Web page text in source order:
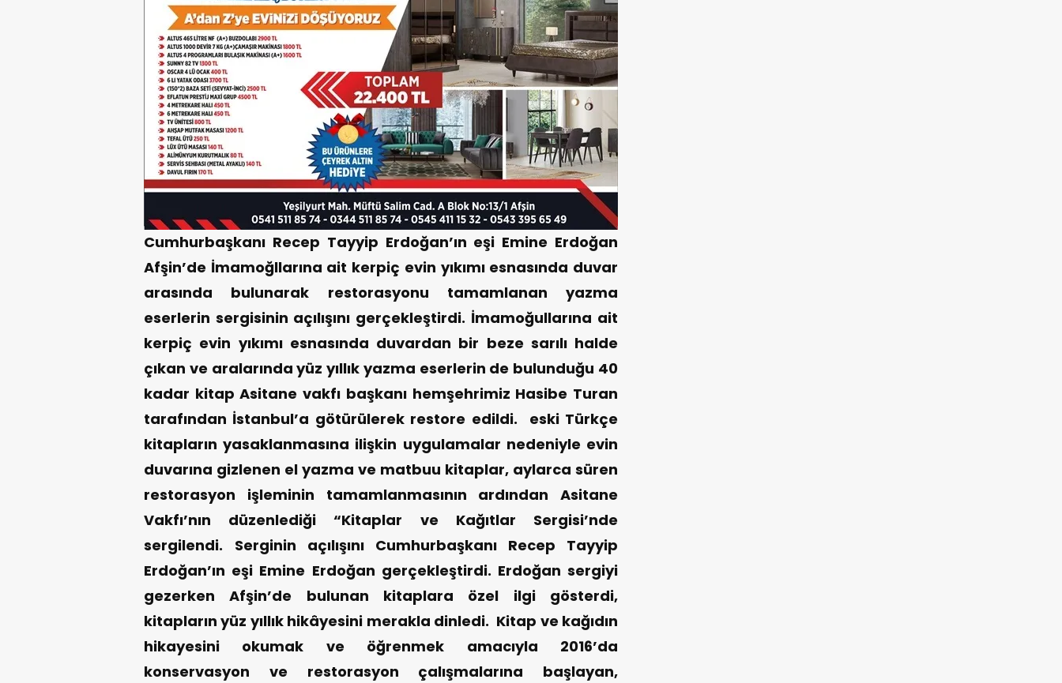
Cumhurbaşkanı Recep Tayyip Erdoğan’ın eşi Emine Erdoğan
Afşin’de İmamoğllarına ait kerpiç evin yıkımı esnasında duvar
arasında bulunarak restorasyonu tamamlanan yazma
eserlerin sergisinin açılışını gerçekleştirdi. İmamoğullarına ait
kerpiç evin yıkımı esnasında duvardan bir beze sarılı halde
çıkan ve aralarında yüz yıllık yazma eserlerin de bulunduğu 40
kadar kitap Asitane vakfı başkanı hemşehrimiz Hasibe Turan
tarafından İstanbul’a götürülerek restore edildi. eski Türkçe
kitapların yasaklanmasına ilişkin uygulamalar nedeniyle evin
duvarına gizlenen el yazma ve matbuu kitaplar, aylarca süren
restorasyon işleminin tamamlanmasının ardından Asitane
Vakfı’nın düzenlediği “Kitaplar ve Kağıtlar Sergisi’nde
sergilendi.
Serginin açılışını Cumhurbaşkanı Recep Tayyip
Erdoğan’ın eşi Emine Erdoğan gerçekleştirdi. Erdoğan sergiyi
gezerken Afşin’de bulunan kitaplara özel ilgi gösterdi,
kitapların yüz yıllık hikâyesini merakla dinledi. Kitap ve kağıdın
hikayesini okumak ve öğrenmek amacıyla 2016’da
konservasyon ve restorasyon çalışmalarına başlayan,